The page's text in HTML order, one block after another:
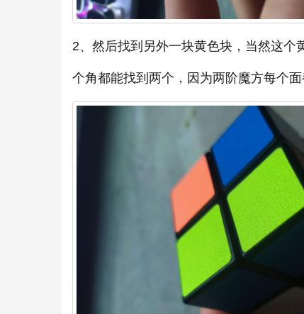
2、然后找到另外一块黄色块，当然这
个角都能找到两个，因为两阶魔方每个